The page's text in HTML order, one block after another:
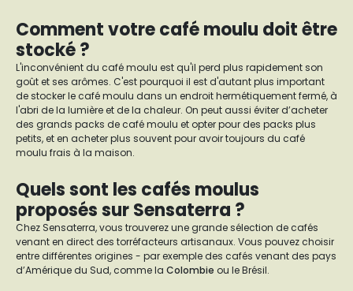
Comment votre café moulu doit être
stocké ?
L'inconvénient du café moulu est qu'il perd plus rapidement son
goût et ses arômes. C'est pourquoi il est d'autant plus important
de stocker le café moulu dans un endroit hermétiquement fermé, à
l'abri de la lumière et de la chaleur. On peut aussi éviter d’acheter
des grands packs de café moulu et opter pour des packs plus
petits, et en acheter plus souvent pour avoir toujours du café
moulu frais à la maison.
Quels sont les cafés moulus
proposés sur Sensaterra ?
Chez Sensaterra, vous trouverez une grande sélection de cafés
venant en direct des torréfacteurs artisanaux. Vous pouvez choisir
entre différentes origines - par exemple des cafés venant des pays
d’Amérique du Sud, comme la Colombie ou le Brésil.